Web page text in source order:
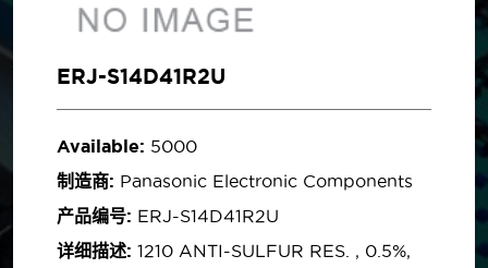
ERJ-S14D41R2U
Available: 5000
制造商: Panasonic Electronic Components
产品编号: ERJ-S14D41R2U
详细描述: 1210 ANTI-SULFUR RES. , 0.5%,